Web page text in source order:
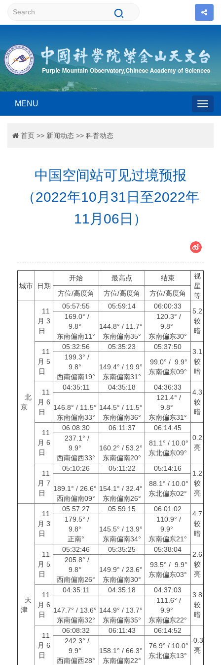
MENU
首页 >> 新闻动态 >> 科普动态
中国空间站可见过境预报
（2022年10月31日至2022年
11月06日）
城市 日期
开始 最高点 结束
视
星
等
方位/高度角 方位/高度角 方位/高度角
北
京
11
月 3
日
05:57:55 05:59:14 06:00:33
5.2
较
暗
169.0° /
9.8°
东南偏南11°
144.8° / 11.7°
东南偏南35°
120.3° /
9.8°
东南偏东30°
11
月 5
日
05:32:56 05:35:23 05:37:50
3.1
较
暗
199.3° /
9.8°
西南偏南19°
149.4° / 19.9°
东南偏南31°
99.0° / 9.9°
东南偏东09°
11
月 6
日
04:35:11 04:35:18 04:36:33
4.3
较
暗
146.8° / 11.5°
东南偏南33°
144.5° / 11.5°
东南偏南36°
121.4° /
9.8°
东南偏东31°
11
月 6
日
06:08:30 06:11:37
06:14:45
0.2
亮
237.1° /
9.9°
西南偏西33°
160.2° / 53.2°
东南偏南20°
81.1° / 10.0°
东北偏东09°
11
月 7
日
05:10:26 05:11:22 05:14:16
1.2
较
亮
189.1° / 26.6°
西南偏南09°
154.1° / 32.4°
东南偏南26°
88.1° / 10.0°
东北偏东02°
天
津
11
月 3
日
05:57:27 05:59:15 06:01:02
4.7
较
暗
179.5° /
9.8°
正南°
145.5° / 13.9°
东南偏南34°
110.9° /
9.9°
东南偏东21°
11
月 5
日
05:32:46 05:35:25 05:38:04
2.6
较
亮
205.8° /
9.8°
西南偏南26°
149.9° / 23.6°
东南偏南30°
93.5° / 9.9°
东南偏东03°
11
月 6
日
04:35:11 04:35:18 04:37:03
3.8
较
暗
147.7° / 13.6°
东南偏南32°
144.9° / 13.7°
东南偏南35°
111.6° /
9.9°
东南偏东22°
11
月 6
日
06:08:32 06:11:43
06:14:52
-0.3
亮
242.3° /
9.9°
西南偏西28°
158.1° / 66.3°
东南偏南22°
76.9° / 10.0°
东北偏东13°